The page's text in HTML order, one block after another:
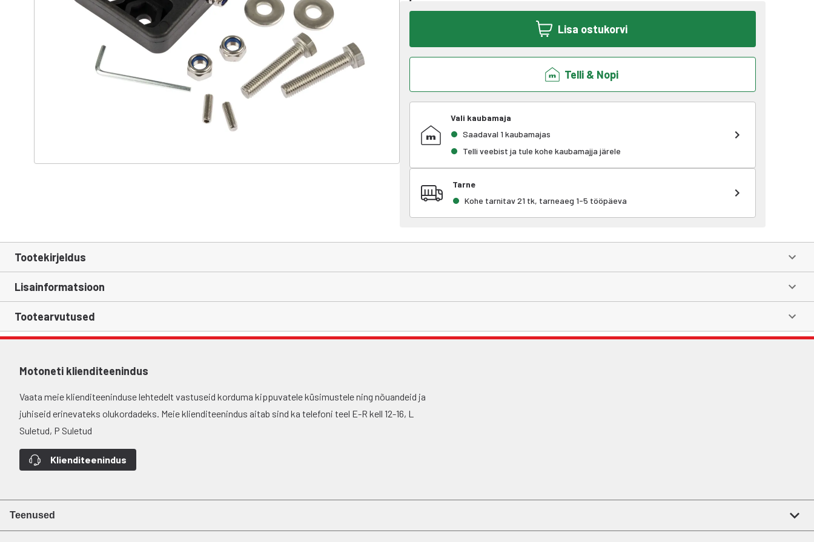
Lisa ostukorvi
Telli & Nopi
Vali kaubamaja
Saadaval 1 kaubamajas
Telli veebist ja tule kohe kaubamajja järele
Tarne
Kohe tarnitav 21 tk, tarneaeg 1-5 tööpäeva
Tootekirjeldus
Lisainformatsioon
Tootearvutused
Motoneti klienditeenindus
Vaata meie klienditeeninduse lehtedelt vastuseid korduma kippuvatele küsimustele ning nõuandeid ja
juhiseid erinevateks olukordadeks. Meie klienditeenindus aitab sind ka telefoni teel E-R kell 12-16, L
Suletud, P Suletud
Klienditeenindus
Teenused